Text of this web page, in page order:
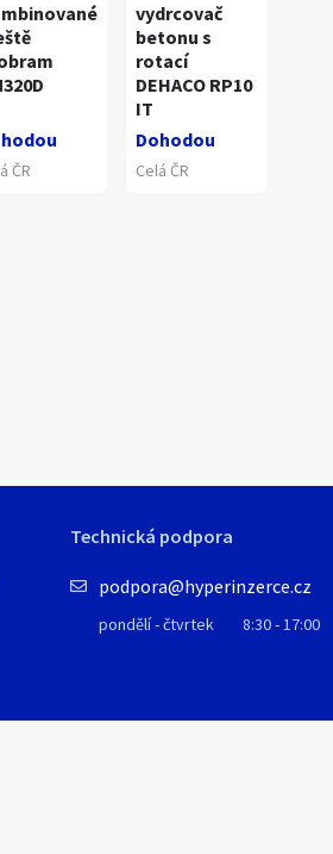
ČR
vydrcovač
betonu s
rotací
DEHACO RP10
IT
Dohodou
Celá ČR
Technická podpora
podpora@hyperinzerce.cz
pondělí - čtvrtek 8:30 - 17:00